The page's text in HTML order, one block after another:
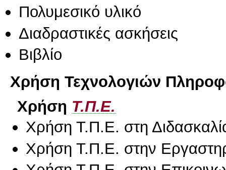
Πολυμεσικό υλικό
Διαδραστικές ασκήσεις
Βιβλίο
Χρήση Τεχνολογιών
Χρήση Τ.Π.Ε.
Χρήση Τ.Π.Ε. στη
Χρήση Τ.Π.Ε. στην